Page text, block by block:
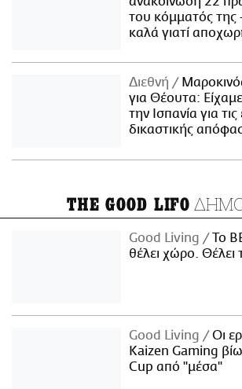
του κόμματός της
καλά γιατί
Διεθνή
για Θέουτα:
την Ισπανία για
δικαστικής
THE GOOD LIFO
Good Living
Το
θέλει χώρο. Θέλει
Good Living
Οι
Kaizen Gaming
Cup από "μέσα"